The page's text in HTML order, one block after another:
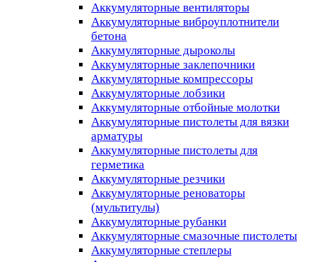
Аккумуляторные вентиляторы
Аккумуляторные виброуплотнители
бетона
Аккумуляторные дыроколы
Аккумуляторные заклепочники
Аккумуляторные компрессоры
Аккумуляторные лобзики
Аккумуляторные отбойные молотки
Аккумуляторные пистолеты для вязки
арматуры
Аккумуляторные пистолеты для
герметика
Аккумуляторные резчики
Аккумуляторные реноваторы
(мультитулы)
Аккумуляторные рубанки
Аккумуляторные смазочные пистолеты
Аккумуляторные степлеры